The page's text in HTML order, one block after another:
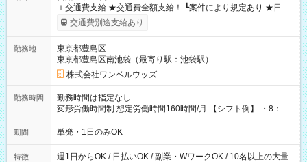
＋交通費支給 ★交通費全額支給！ ┗案件により規定あり ★日払
いOK！（規定あり） ┗働いたその日に現金GET♪ お仕事後はコ
ンビニATMから 日払い分を引き落とせます！ 【試用期間】試
交通費別途支給あり
勤務地
東京都豊島区
東京都豊島区南池袋（最寄り駅：池袋駅）
株式会社ワンベルウッズ
勤務時間
勤務時間は指定なし
変形労働時間制 想定労働時間160時間/月 【シフト例】 ・8：00
～21：00
期間 単発・1日のみOK
特徴
週1日からOK / 日払いOK / 副業・WワークOK / 10名以上の大量